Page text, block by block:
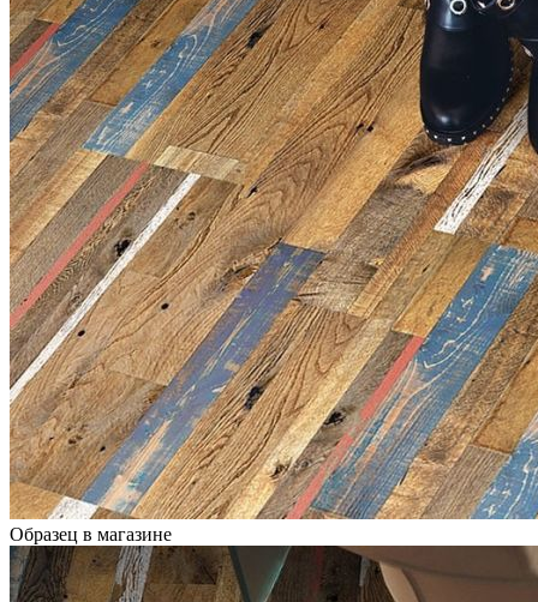
Образец в магазине